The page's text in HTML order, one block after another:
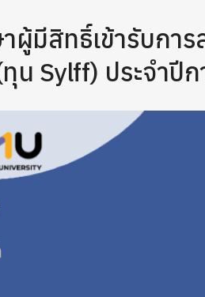
ผู้มีสิทธิ์เข้ารับกา
Sylff) ประจำปี